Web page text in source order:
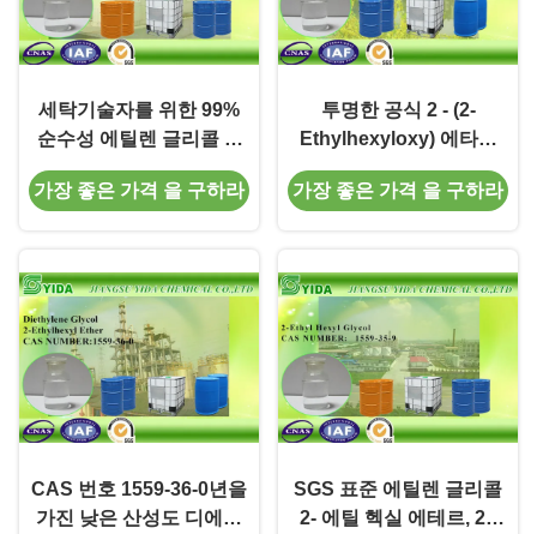
세탁기술자를 위한 99%
순수성 에틸렌 글리콜 2-
에틸 헥실 에테르 분자 공
식 C10H22O2
가장 좋은 가격 을 구하라
투명한 공식 2 - (2-
Ethylhexyloxy) 에타놀
CAS 아니오 1559-35-9년
가장 좋은 가격 을 구하라
CAS 번호 1559-36-0년을
가진 낮은 산성도 디에틸
SGS 표준 에틸렌 글리콜
2- 에틸 헥실 에테르, 2 -